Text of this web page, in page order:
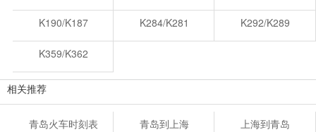
K190/K187 K284/K281 K292/K289
K359/K362
相关推荐
青岛火车时刻表 青岛到上海 上海到青岛